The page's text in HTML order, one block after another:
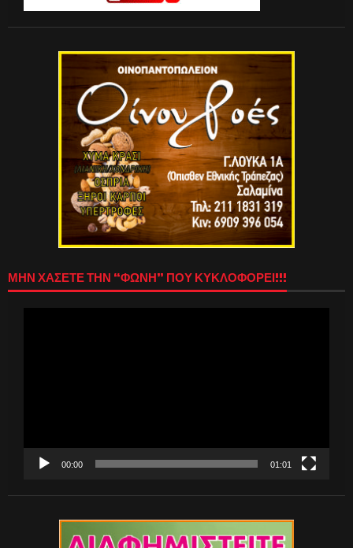
ΜΗΝ ΧΑΣΕΤΕ ΤΗΝ “ΦΩΝΗ” ΠΟΥ ΚΥΚΛΟΦΟΡΕΙ!!!
00:00 01:01